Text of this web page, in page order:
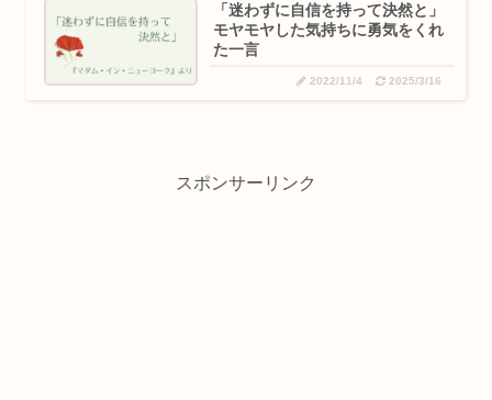
「迷わずに自信を持って決然と」
モヤモヤした気持ちに勇気をくれ
た一言
2022/11/4 2025/3/16
スポンサーリンク